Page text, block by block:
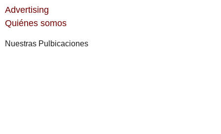
Advertising
Quiénes somos
Nuestras Pulbicaciones